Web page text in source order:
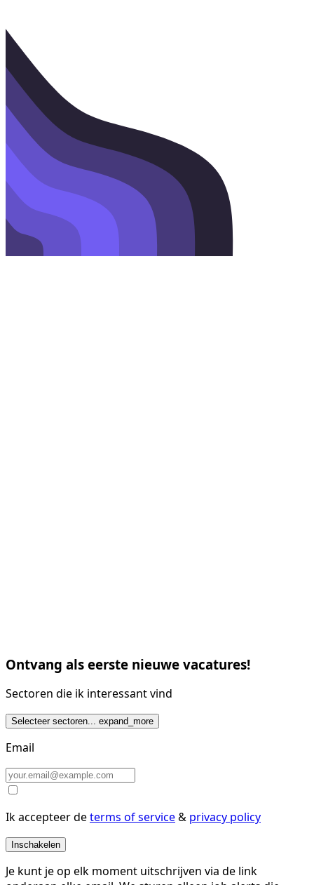
Ontvang als eerste nieuwe vacatures!
Sectoren die ik interessant vind
Selecteer sectoren... expand_more
Email
Ik accepteer determs of service& privacy policy
Inschakelen
Je kunt je op elk moment uitschrijven via de link